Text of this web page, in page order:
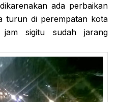
ada perbaikan
turun di perempatan kota
sigitu sudah jarang